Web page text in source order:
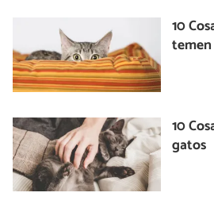
10
temen
10
gatos